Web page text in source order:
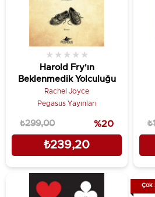
Harold Fry'ın
Beklenmedik Yolculuğu
★ ★ ★ ★ ★
Rachel Joyce
Pegasus Yayınları
₺239,20
₺299,00 %20
Çok